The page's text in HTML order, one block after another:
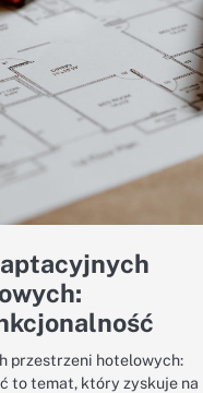
przestrzeni hotelowych:
to temat, który zyskuje na